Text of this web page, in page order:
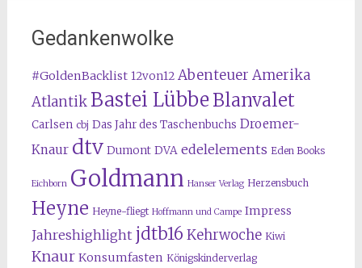
Gedankenwolke
#GoldenBacklist 12von12 Abenteuer Amerika
Atlantik Bastei LübbeBlanvalet
Carlsen cbj Das Jahr des Taschenbuchs Droemer-
Knaur dtv Dumont DVA edelelements Eden Books
Eichborn Goldmann Hanser Verlag Herzensbuch
Heyne Heyne-fliegt Hoffmann und Campe Impress
Jahreshighlight jdtb16 Kehrwoche Kiwi
Knaur Konsumfasten Königskinderverlag